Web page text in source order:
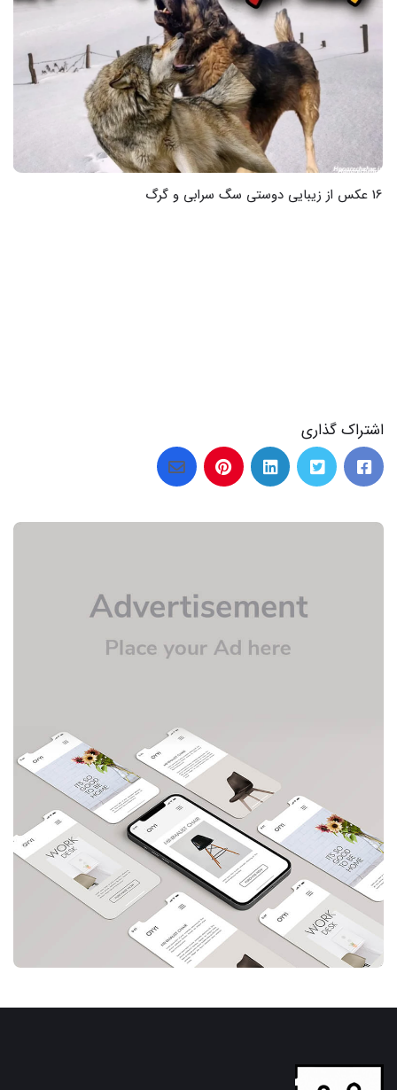
16 عکس از زیبایی دوستی سگ سرابی و گرگ
اشتراک گذاری